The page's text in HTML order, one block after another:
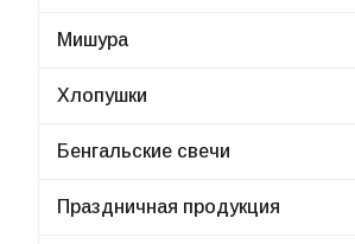
Мишура
Хлопушки
Бенгальские свечи
Праздничная продукция